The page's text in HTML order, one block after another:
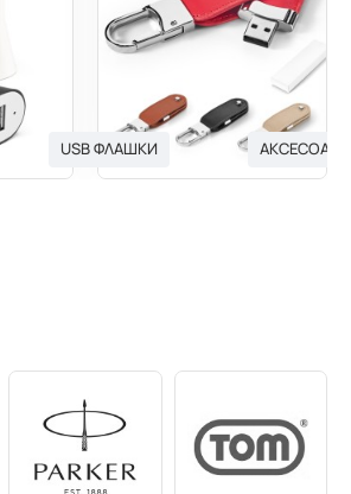
USB ФЛАШКИ